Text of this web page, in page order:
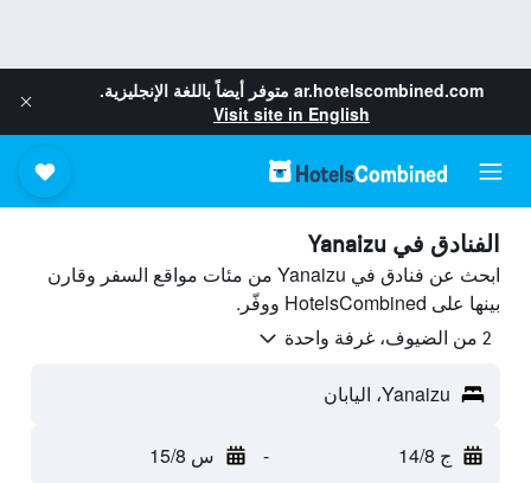
ar.hotelscombined.com متوفر أيضاً باللغة الإنجليزية.
Visit site in English
الفنادق في Yanaizu
ابحث عن فنادق في Yanaizu من مئات مواقع السفر وقارن
بينها على HotelsCombined ووفّر.
2 من الضيوف، غرفة واحدة
Yanaizu، اليابان
ج 14/8 - س 15/8